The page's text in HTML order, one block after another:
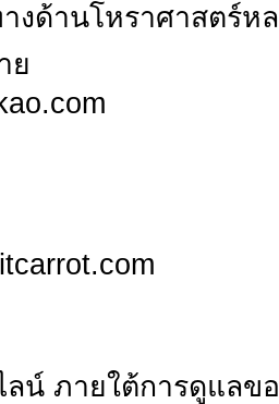
งด้านโหราศาสตร์ห
ย
น์ ภายใต้การดูแลข